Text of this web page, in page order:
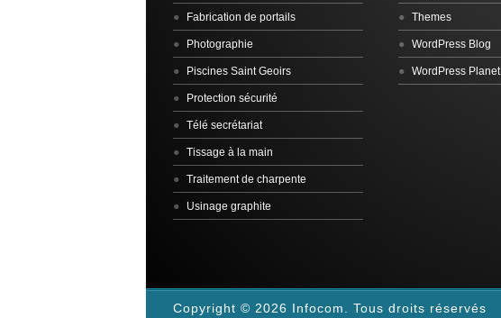
Fabrication de portails
Photographie
Piscines Saint Geoirs
Protection sécurité
Télé secrétariat
Tissage à la main
Traitement de charpente
Usinage graphite
Themes
WordPress Blog
WordPress Planet
Copyright © 2026 Infocom. Tous droits réservés